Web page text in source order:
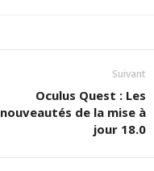
Suivant
Oculus Quest : Les
nouveautés de la mise à
jour 18.0